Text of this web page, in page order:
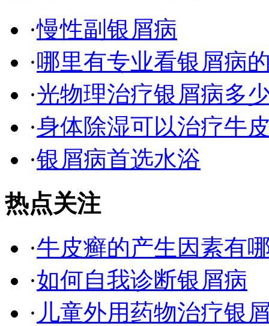
·慢性副银屑病
·哪里有专业看银屑病
·光物理治疗银屑病多
·身体除湿可以治疗牛
·银屑病首选水浴
热点关注
·牛皮癣的产生因素有
·如何自我诊断银屑病
· 儿童外用药物治疗银